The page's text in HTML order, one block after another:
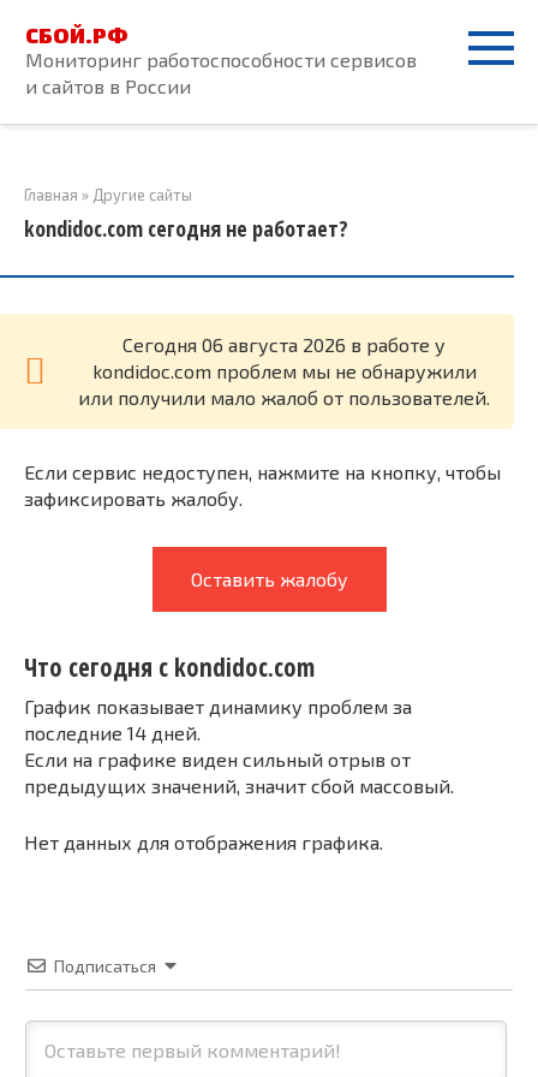
контенту
СБОЙ.РФ
Мониторинг работоспособности сервисов
и сайтов в России
Главная » Другие сайты
kondidoc.com сегодня не работает?
Cегодня 06 августа 2026 в работе у
kondidoc.com проблем мы не обнаружили
или получили мало жалоб от пользователей.
Если сервис недоступен, нажмите на кнопку, чтобы
зафиксировать жалобу.
Оставить жалобу
Что сегодня с kondidoc.com
График показывает динамику проблем за
последние 14 дней.
Если на графике виден сильный отрыв от
предыдущих значений, значит сбой массовый.
Нет данных для отображения графика.
Подписаться